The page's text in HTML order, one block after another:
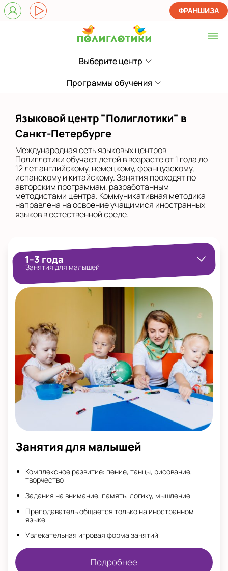
Выберите центр
Выберите центр
ЖК Лондон Парк
на Звездной
на Ленинском
на Парнасе
в Новом Оккервиле
в Новоселье (школа)
ФРАНШИЗА
Программы обучения
Языковой центр "Полиглотики" в
Санкт-Петербурге
Международная сеть языковых центров
Полиглотики обучает детей в возрасте от 1 года до
12 лет английскому, немецкому, французскому,
испанскому и китайскому. Занятия проходят по
авторским программам, разработанным
методистами центра. Коммуникативная методика
направлена на освоение учащимися иностранных
языков в естественной среде.
1–3 года
Занятия для малышей
Занятия для малышей
Комплексное развитие: пение, танцы, рисование,
творчество
Задания на внимание, память, логику, мышление
Преподаватель общается только на иностранном
языке
Увлекательная игровая форма занятий
Подробнее